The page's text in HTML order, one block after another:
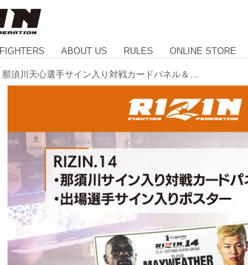
FIGHTERS ABOUT US RULES ONLINE STORE